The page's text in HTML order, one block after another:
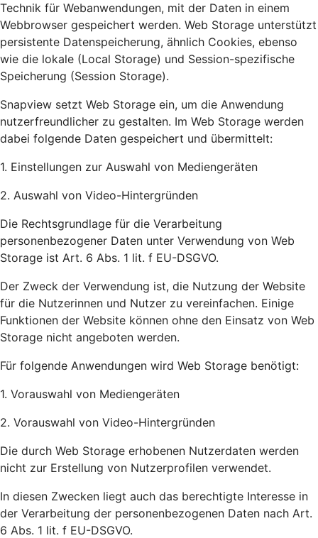
Technik für Webanwendungen, mit der Daten in einem
Webbrowser gespeichert werden. Web Storage unterstützt
persistente Datenspeicherung, ähnlich Cookies, ebenso
wie die lokale (Local Storage) und Session-spezifische
Speicherung (Session Storage).
Snapview setzt Web Storage ein, um die Anwendung
nutzerfreundlicher zu gestalten. Im Web Storage werden
dabei folgende Daten gespeichert und übermittelt:
1. Einstellungen zur Auswahl von Mediengeräten
2. Auswahl von Video-Hintergründen
Die Rechtsgrundlage für die Verarbeitung
personenbezogener Daten unter Verwendung von Web
Storage ist Art. 6 Abs. 1 lit. f EU-DSGVO.
Der Zweck der Verwendung ist, die Nutzung der Website
für die Nutzerinnen und Nutzer zu vereinfachen. Einige
Funktionen der Website können ohne den Einsatz von Web
Storage nicht angeboten werden.
Für folgende Anwendungen wird Web Storage benötigt:
1. Vorauswahl von Mediengeräten
2. Vorauswahl von Video-Hintergründen
Die durch Web Storage erhobenen Nutzerdaten werden
nicht zur Erstellung von Nutzerprofilen verwendet.
In diesen Zwecken liegt auch das berechtigte Interesse in
der Verarbeitung der personenbezogenen Daten nach Art.
6 Abs. 1 lit. f EU-DSGVO.